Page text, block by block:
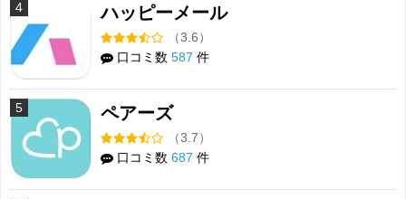
4 ハッピーメール
（3.6）
口コミ数 587 件
5 ペアーズ
（3.7）
口コミ数 687 件